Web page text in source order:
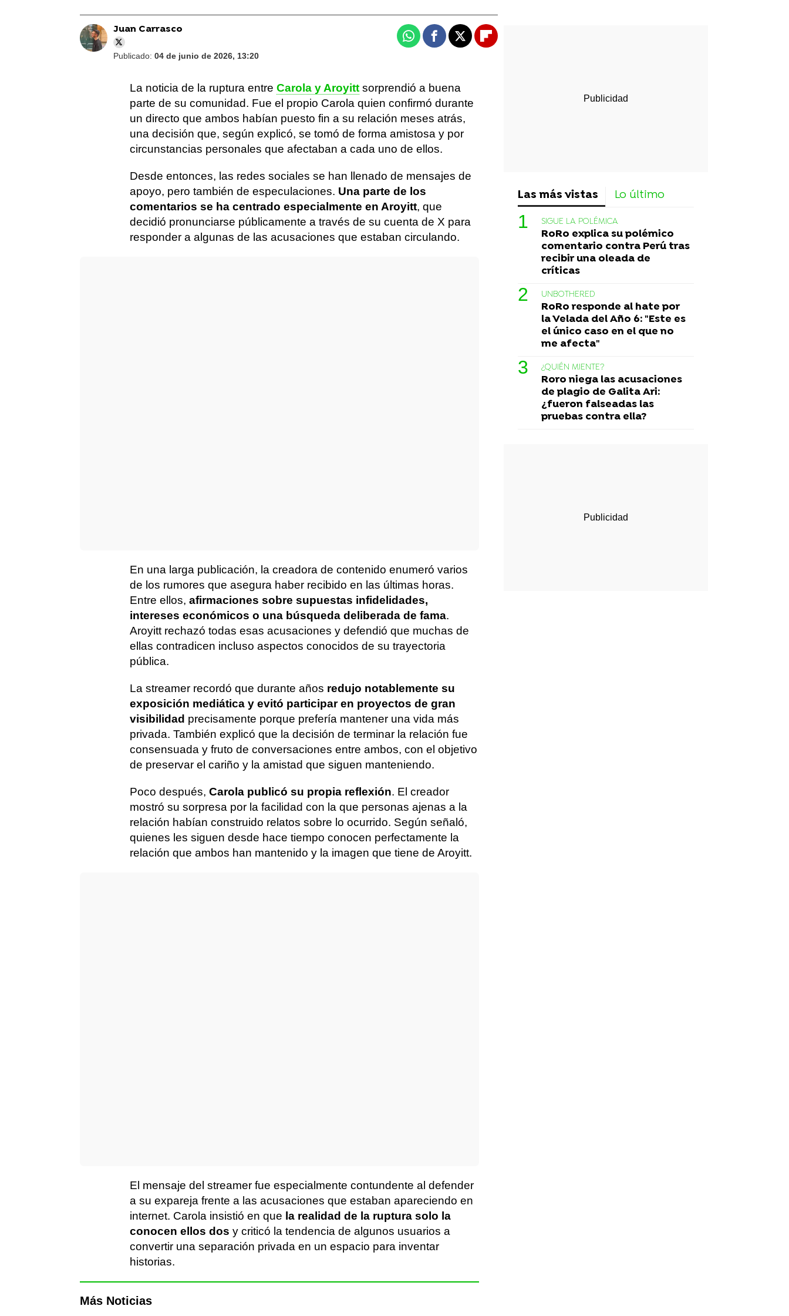
Juan Carrasco
Publicado: 04 de junio de 2026, 13:20
WhatsappFacebook
X Flipboard
La noticia de la ruptura entre Carola y Aroyitt sorprendió a buena
parte de su comunidad. Fue el propio Carola quien confirmó durante
un directo que ambos habían puesto fin a su relación meses atrás,
una decisión que, según explicó, se tomó de forma amistosa y por
circunstancias personales que afectaban a cada uno de ellos.
Desde entonces, las redes sociales se han llenado de mensajes de
apoyo, pero también de especulaciones. Una parte de los
comentarios se ha centrado especialmente en Aroyitt, que
decidió pronunciarse públicamente a través de su cuenta de X para
responder a algunas de las acusaciones que estaban circulando.
En una larga publicación, la creadora de contenido enumeró varios
de los rumores que asegura haber recibido en las últimas horas.
Entre ellos, afirmaciones sobre supuestas infidelidades,
intereses económicos o una búsqueda deliberada de fama.
Aroyitt rechazó todas esas acusaciones y defendió que muchas de
ellas contradicen incluso aspectos conocidos de su trayectoria
pública.
La streamer recordó que durante años redujo notablemente su
exposición mediática y evitó participar en proyectos de gran
visibilidad precisamente porque prefería mantener una vida más
privada. También explicó que la decisión de terminar la relación fue
consensuada y fruto de conversaciones entre ambos, con el objetivo
de preservar el cariño y la amistad que siguen manteniendo.
Poco después, Carola publicó su propia reflexión. El creador
mostró su sorpresa por la facilidad con la que personas ajenas a la
relación habían construido relatos sobre lo ocurrido. Según señaló,
quienes les siguen desde hace tiempo conocen perfectamente la
relación que ambos han mantenido y la imagen que tiene de Aroyitt.
El mensaje del streamer fue especialmente contundente al defender
a su expareja frente a las acusaciones que estaban apareciendo en
internet. Carola insistió en que la realidad de la ruptura solo la
conocen ellos dos y criticó la tendencia de algunos usuarios a
convertir una separación privada en un espacio para inventar
historias.
Más Noticias
Las más vistas Lo último
SIGUE LA POLÉMICA
RoRo explica su polémico
comentario contra Perú tras
recibir una oleada de
críticas
UNBOTHERED
RoRo responde al hate por
la Velada del Año 6: "Este es
el único caso en el que no
me afecta"
¿QUIÉN MIENTE?
Roro niega las acusaciones
de plagio de Galita Ari:
¿fueron falseadas las
pruebas contra ella?